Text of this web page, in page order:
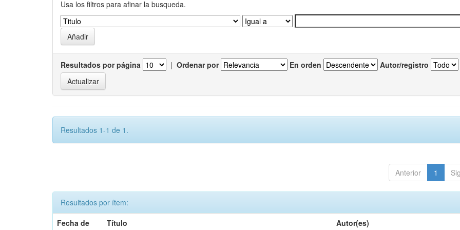
Usa los filtros para afinar la busqueda.
Resultados por página | Ordenar por En orden Autor/registro
Resultados 1-1 de 1.
Anterior 1
Resultados por ítem:
Fecha de
Título Autor(es)